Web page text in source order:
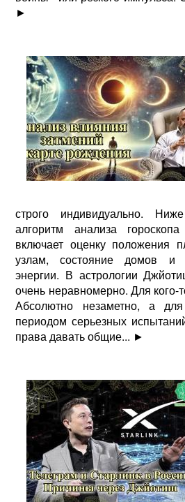
►
строго индивидуально.
алгоритм анализа
включает оценку положения
узлам, состояние домов и
энергии. В астрологии
очень неравномерно. Для кого-
Абсолютно незаметно, а для
периодом серьезных
права давать общие... ►